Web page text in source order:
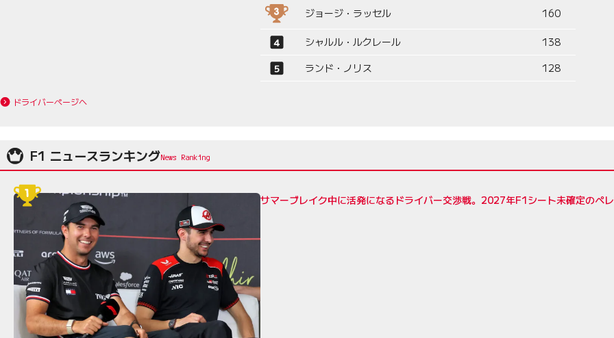
ジョージ・ラッセル 160
シャルル・ルクレール
138
ランド・ノリス
128
ドライバーページへ
F1 ニュースランキング
サマーブレイク中に活発になるドライバー交渉戦。2027年F1シート未確定のペ